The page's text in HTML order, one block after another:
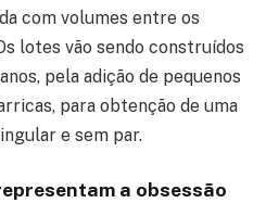
com volumes entre os
lotes vão sendo construídos
pela adição de pequenos
para obtenção de uma
e sem par.
a obsessão